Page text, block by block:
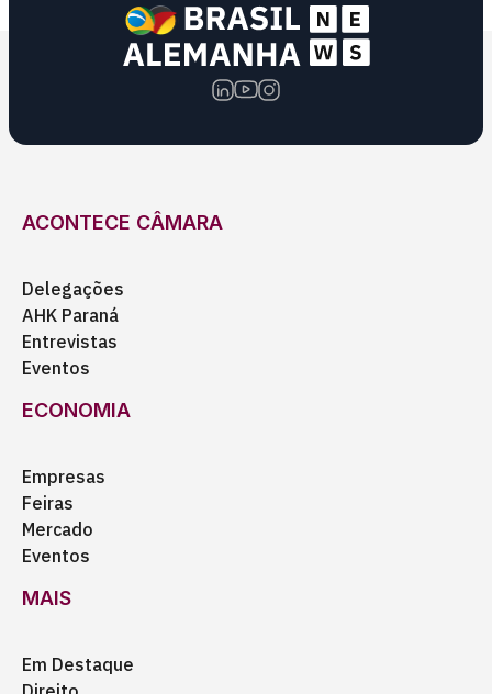
ACONTECE CÂMARA
Delegações
AHK Paraná
Entrevistas
Eventos
ECONOMIA
Empresas
Feiras
Mercado
Eventos
MAIS
Em Destaque